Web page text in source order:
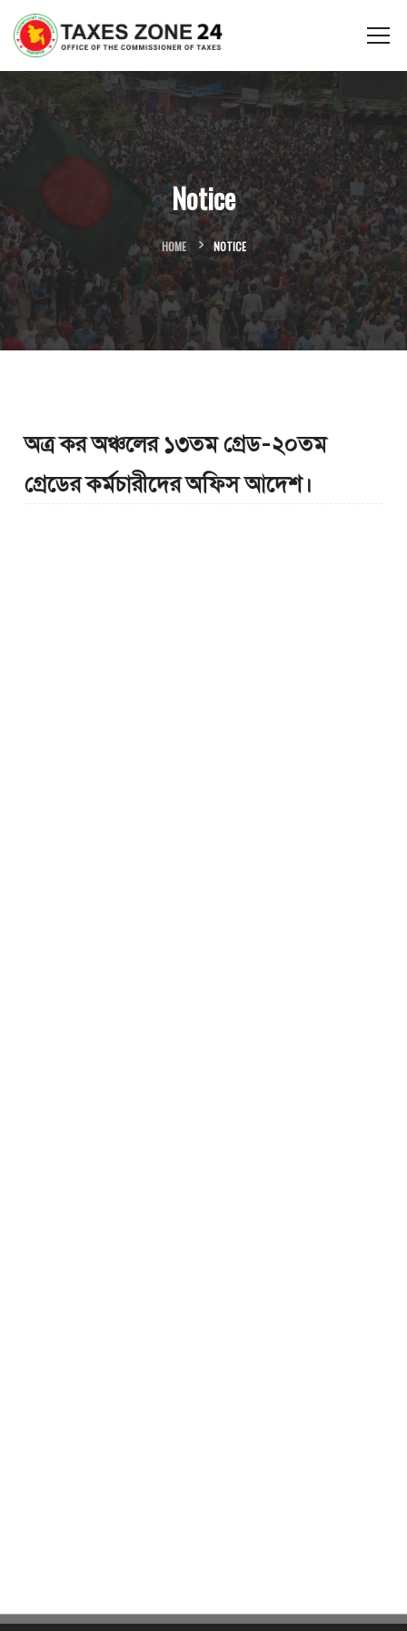
Notice
HOME NOTICE
অত্র কর অঞ্চলের ১৩তম গ্রেড-২০তম
গ্রেডের কর্মচারীদের অফিস আদেশ।